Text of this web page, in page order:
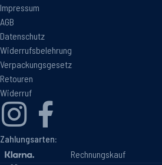
Impressum
AGB
Datenschutz
Widerrufsbelehrung
Verpackungsgesetz
Retouren
Widerruf
Zahlungsarten:
Rechnungskauf